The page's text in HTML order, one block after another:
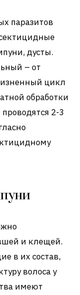
паразитов
дусты.
– от
цикл
обработки
2-3
и клещей.
в их состав,
волоса у
имеют